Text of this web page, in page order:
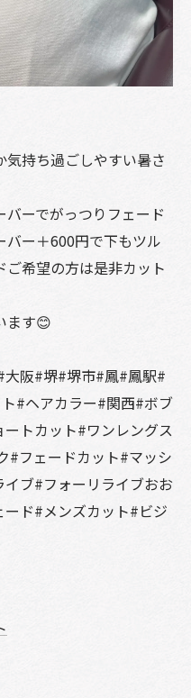
持ち過ごしやすい暑さ
ーでがっつりフェード
バー＋600円で下もツル
希望の方は是非カット
ます😊
阪#堺#堺市#鳳#鳳駅#
#ヘアカラー#関西#ボブ
トカット#ワンレングス
#フェードカット#マッシ
ブ#フォーリライブおお
ド#メンズカット#ビジ